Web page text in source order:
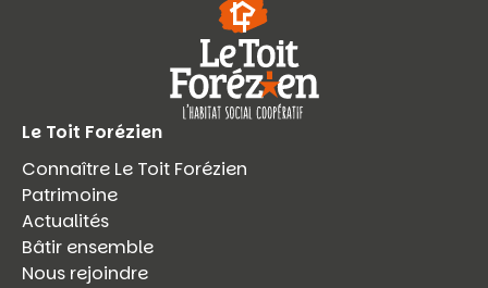
Le Toit Forézien
Connaître Le Toit Forézien
Patrimoine
Actualités
Bâtir ensemble
Nous rejoindre